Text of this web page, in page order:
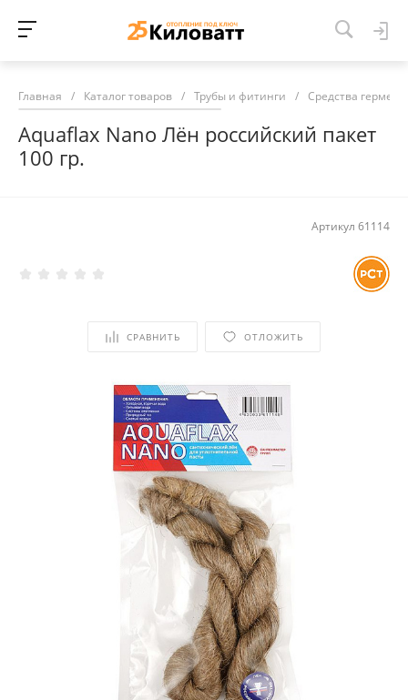
Главная / Каталог товаров / Трубы и фитинги / Средства
Aquaflax Nano Лён российский пакет
100 гр.
Артикул 61114
СРАВНИТЬ ОТЛОЖИТЬ